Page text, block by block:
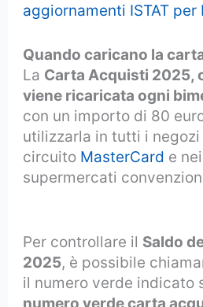
aggiornamenti ISTAT per
Quando caricano la
La Carta Acquisti 2025,
viene ricaricata ogni
con un importo di 80
utilizzarla in tutti i
circuito MasterCard e
supermercati
Per controllare il Saldo
2025, è possibile
il numero verde indicato